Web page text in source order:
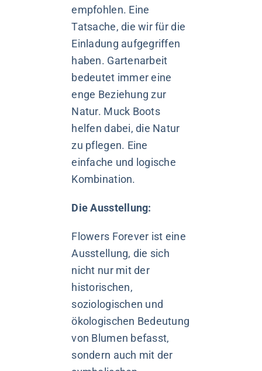
empfohlen. Eine
Tatsache, die wir für die
Einladung aufgegriffen
haben. Gartenarbeit
bedeutet immer eine
enge Beziehung zur
Natur. Muck Boots
helfen dabei, die Natur
zu pflegen. Eine
einfache und logische
Kombination.
Die Ausstellung:
Flowers Forever ist eine
Ausstellung, die sich
nicht nur mit der
historischen,
soziologischen und
ökologischen Bedeutung
von Blumen befasst,
sondern auch mit der